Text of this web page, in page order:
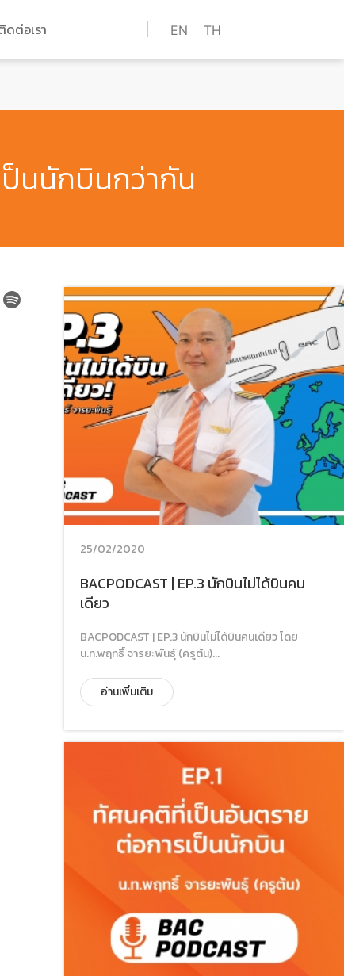
ดต่อเรา EN TH
ป็นนักบินกว่ากัน
25/02/2020
BACPODCAST | EP.3 นักบินไม่ได้บินคน
เดียว
BACPODCAST | EP.3 นักบินไม่ได้บินคนเดียว โดย
น.ท.พฤทธิ์ จารยะพันธุ์ (ครูต้น)...
อ่านเพิ่มเติม